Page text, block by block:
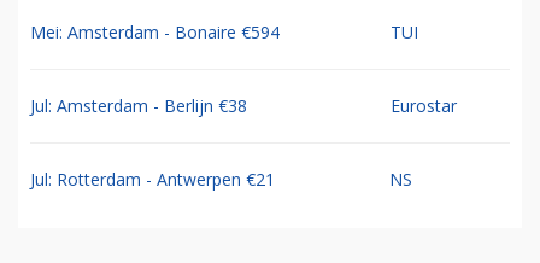
Mei: Amsterdam - Bonaire €594 TUI
Jul: Amsterdam - Berlijn €38 Eurostar
Jul: Rotterdam - Antwerpen €21 NS